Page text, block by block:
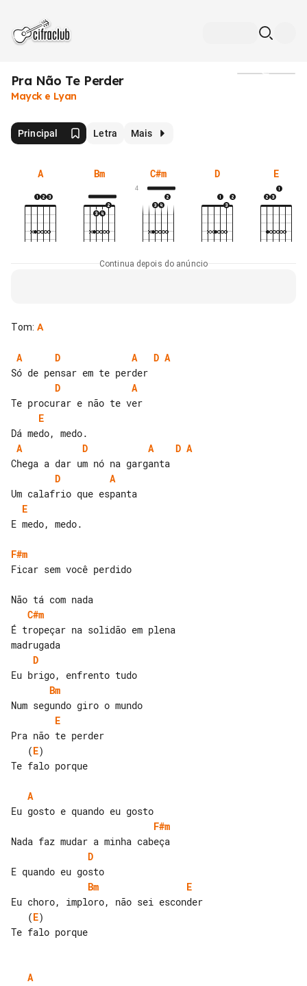
Pra Não Te Perder
Mayck e Lyan
Principal Letra Mais
A Bm C#m
4
D E
Continua depois do anúncio
Tom: A
A D A D A
D
A
E
A
D A D A
D
A
E
E medo, medo.
F#m
Ficar sem você perdido
C#m
É tropeçar na solidão em plena
D
Bm
E
   (
E)
Te falo porque
A
F#m
D
Bm
E
   (
E)
Te falo porque
A